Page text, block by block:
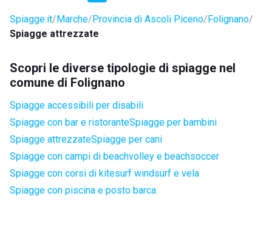
Spiagge.it Marche Provincia di Ascoli Piceno Folignano
Spiagge attrezzate
Scopri le diverse tipologie di spiagge nel
comune di Folignano
Spiagge accessibili per disabili
Spiagge con bar e ristoranteSpiagge per bambini
Spiagge attrezzateSpiagge per cani
Spiagge con campi di beachvolley e beachsoccer
Spiagge con corsi di kitesurf windsurf e vela
Spiagge con piscina e posto barca